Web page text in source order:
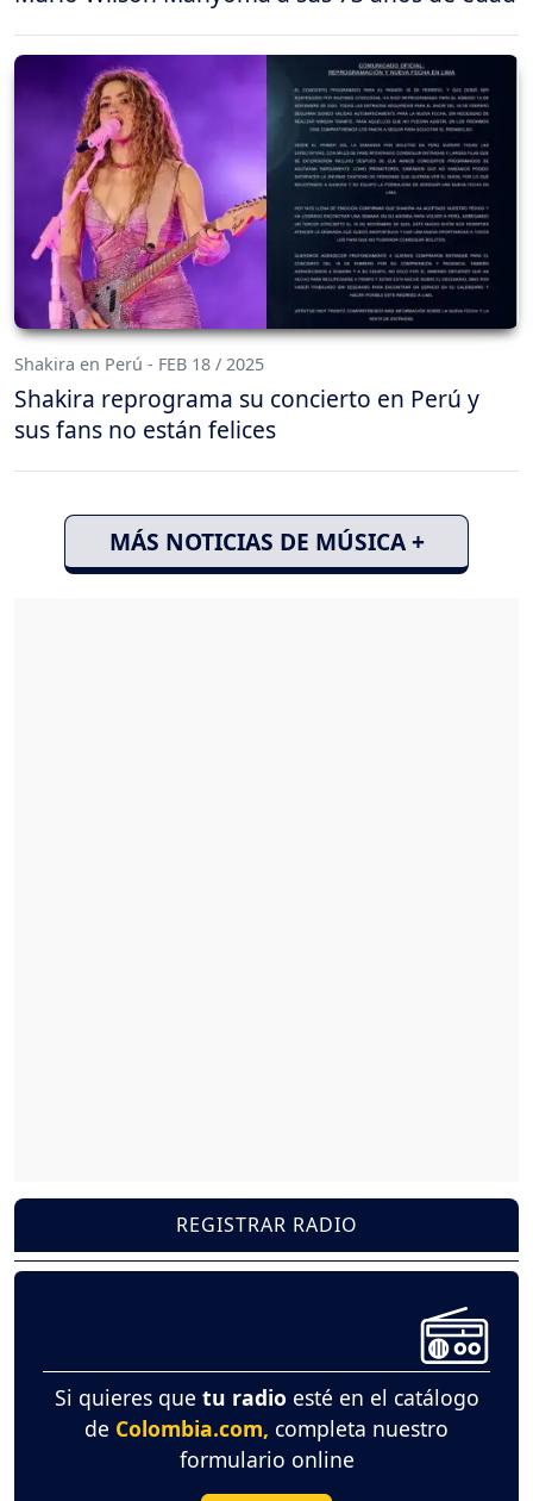
Shakira en Perú - FEB 18 / 2025
Shakira reprograma su concierto en Perú y
sus fans no están felices
MÁS NOTICIAS DE MÚSICA +
REGISTRAR RADIO
Si quieres que tu radio esté en el catálogo
de Colombia.com, completa nuestro
formulario online